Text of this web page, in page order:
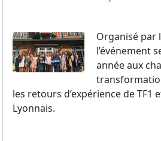
Organisé par
l’événement
année aux
les retours d’expérience de TF1
Lyonnais.